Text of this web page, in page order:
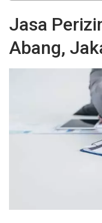
Jasa
Abang,